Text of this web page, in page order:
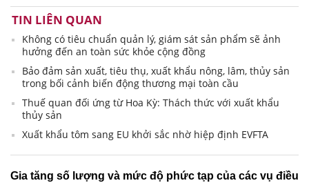
TIN LIÊN QUAN
Không có tiêu chuẩn quản lý, giám sát sản phẩm sẽ ảnh
hưởng đến an toàn sức khỏe cộng đồng
Bảo đảm sản xuất, tiêu thụ, xuất khẩu nông, lâm, thủy sản
trong bối cảnh biến động thương mại toàn cầu
Thuế quan đối ứng từ Hoa Kỳ: Thách thức với xuất khẩu
thủy sản
Xuất khẩu tôm sang EU khởi sắc nhờ hiệp định EVFTA
Gia tăng số lượng và mức độ phức tạp của các vụ điều